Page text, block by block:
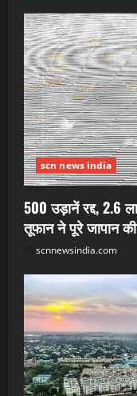
scn news india
500 उड़ानें रद्द, 2.6
तूफान ने पूरे जापान की
scnnewsindia.com